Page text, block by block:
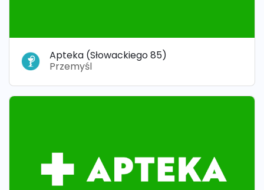
Apteka (Słowackiego 85)
Przemyśl